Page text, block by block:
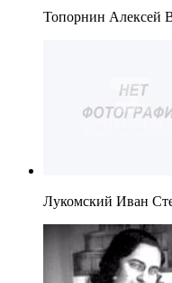
Топорнин Алексей
Лукомский Иван